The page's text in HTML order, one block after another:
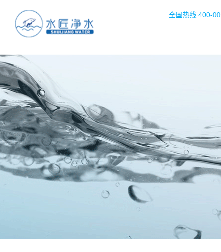
全国热线:400-